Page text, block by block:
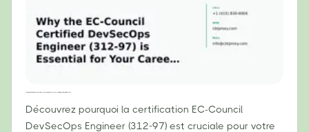
Découvrez pourquoi la certification EC-Council
DevSecOps Engineer (312-97) est cruciale pour votre